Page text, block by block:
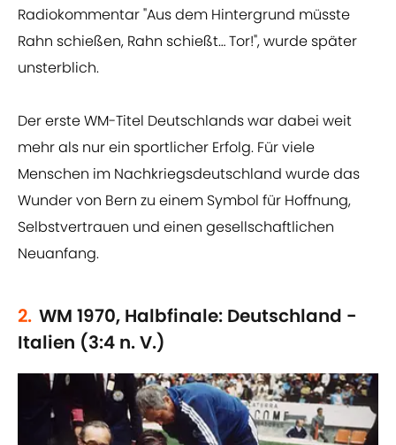
Radiokommentar "Aus dem Hintergrund müsste
Rahn schießen, Rahn schießt… Tor!", wurde später
unsterblich.
Der erste WM-Titel Deutschlands war dabei weit
mehr als nur ein sportlicher Erfolg. Für viele
Menschen im Nachkriegsdeutschland wurde das
Wunder von Bern zu einem Symbol für Hoffnung,
Selbstvertrauen und einen gesellschaftlichen
Neuanfang.
2. WM 1970, Halbfinale: Deutschland -
Italien (3:4 n. V.)